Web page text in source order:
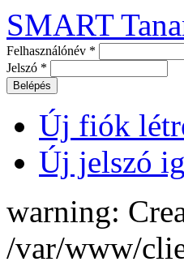
SMART
Felhasználónév *
Jelszó *
Új fiók
Új jelszó
warning:
/var/www/